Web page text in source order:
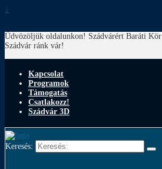
↓
Üdvözöljük oldalunkon! Szádvárért Baráti Kör
Szádvár ránk vár!
Kapcsolat
Programok
Támogatás
Csatlakozz!
Szádvár 3D
Keresés: